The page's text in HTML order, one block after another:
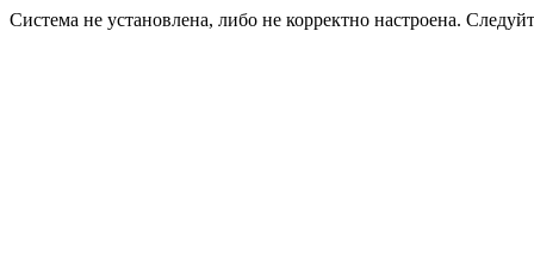
Система не установлена, либо не корректно настроена.